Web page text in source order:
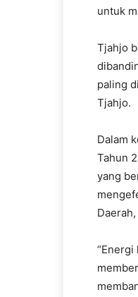
untuk
Tjahjo
paling
Tjahjo.
Dalam
Tahun
yang